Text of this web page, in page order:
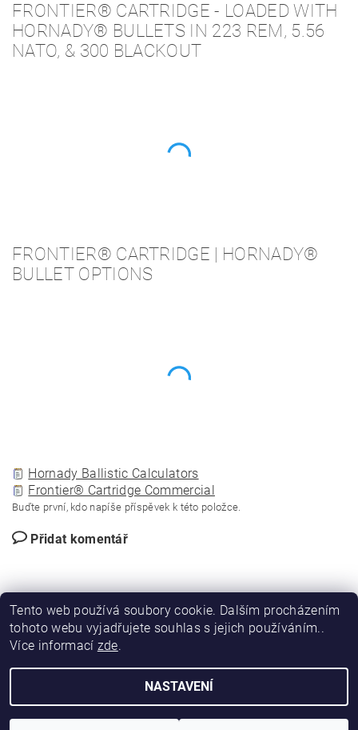
FRONTIER® CARTRIDGE - LOADED WITH
HORNADY® BULLETS IN 223 REM, 5.56
NATO, & 300 BLACKOUT
FRONTIER® CARTRIDGE | HORNADY®
BULLET OPTIONS
Hornady Ballistic Calculators
Frontier® Cartridge Commercial
Buďte první, kdo napíše příspěvek k této položce.
Přidat komentář
DIRECT FORCE | JANÍSKOVÁ&LATA
2026 © DIRFORPRO, všechna práva vyhrazenaUpravit nastavení cookies
Tento web používá soubory cookie. Dalším procházením
tohoto webu vyjadřujete souhlas s jejich používáním..
Více informací zde.
NASTAVENÍ